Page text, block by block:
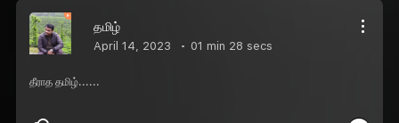
தமிழ்
April 14, 2023 01 min 28 secs
தீராத தமிழ்......